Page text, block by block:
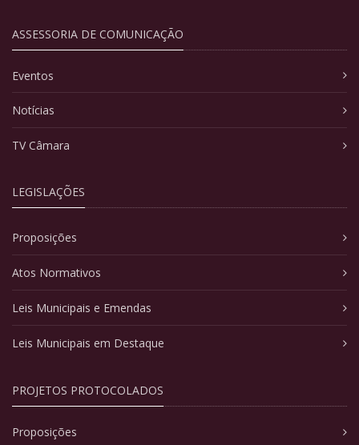
ASSESSORIA DE COMUNICAÇÃO
Eventos
Notícias
TV Câmara
LEGISLAÇÕES
Proposições
Atos Normativos
Leis Municipais e Emendas
Leis Municipais em Destaque
PROJETOS PROTOCOLADOS
Proposições